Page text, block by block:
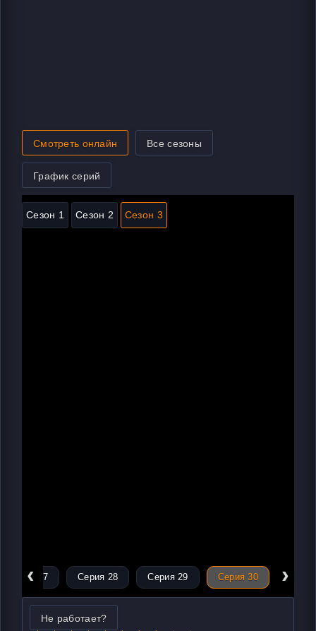
Смотреть онлайн Все сезоны
График серий
Сезон 1 Сезон 2 Сезон 3
‹
Серия 27 Серия 28 Серия 29 Серия 30 ›
Не работает?